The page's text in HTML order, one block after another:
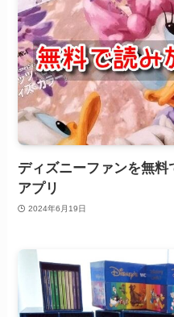
ディズニーファンを無
アプリ
2024年6月19日